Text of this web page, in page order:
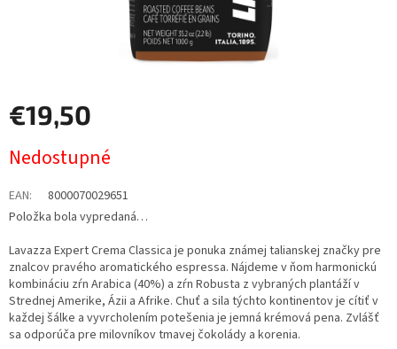
€19,50
cena:
Nedostupné
EAN:
8000070029651
Položka bola vypredaná…
Lavazza Expert Crema Classica je ponuka známej talianskej značky pre
znalcov pravého aromatického espressa. Nájdeme v ňom harmonickú
kombináciu zŕn Arabica (40%) a zŕn Robusta z vybraných plantáží v
Strednej Amerike, Ázii a Afrike. Chuť a sila týchto kontinentov je cítiť v
každej šálke a vyvrcholením potešenia je jemná krémová pena. Zvlášť
sa odporúča pre milovníkov tmavej čokolády a korenia.